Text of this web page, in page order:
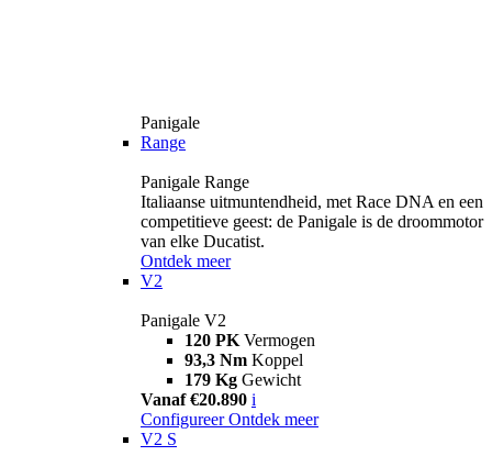
Panigale
Range
Panigale Range
Italiaanse uitmuntendheid, met Race DNA en een
competitieve geest: de Panigale is de droommotor
van elke Ducatist.
Ontdek meer
V2
Panigale V2
120 PK Vermogen
93,3 Nm Koppel
179 Kg Gewicht
Vanaf €20.890 i
Configureer Ontdek meer
V2 S